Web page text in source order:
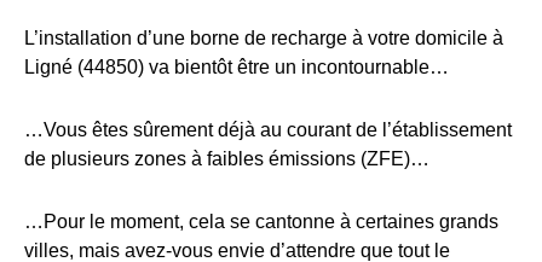
L’installation d’une borne de recharge à votre domicile à
Ligné (44850) va bientôt être un incontournable…
…Vous êtes sûrement déjà au courant de l’établissement
de plusieurs zones à faibles émissions (ZFE)…
…Pour le moment, cela se cantonne à certaines grands
villes, mais avez-vous envie d’attendre que tout le